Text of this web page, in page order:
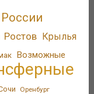
Ростов
Крылья
Возможные
Оренбург